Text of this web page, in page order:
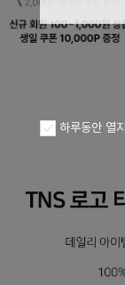
하루동안 열